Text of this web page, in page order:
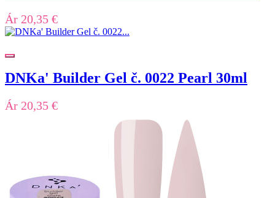
Ár 20,35 €
DNKa' Builder Gel č. 0022 Pearl 30ml
Ár 20,35 €